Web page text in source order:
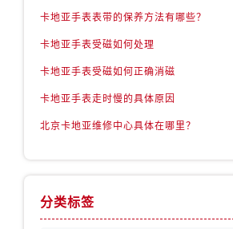
卡地亚手表表带的保养方法有哪些？
卡地亚手表受磁如何处理
卡地亚手表受磁如何正确消磁
卡地亚手表走时慢的具体原因
北京卡地亚维修中心具体在哪里？
分类标签